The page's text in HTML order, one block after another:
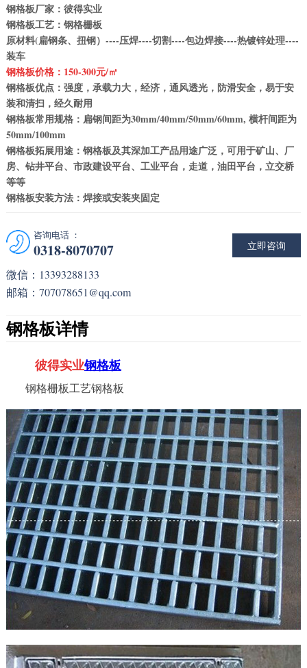
钢格板厂家：彼得实业
钢格板工艺：钢格栅板
原材料(扁钢条、扭钢）----压焊----切割----包边焊接----热镀锌处理----
装车
钢格板价格：150-300元/㎡
钢格板优点：强度，承载力大，经济，通风透光，防滑安全，易于安
装和清扫，经久耐用
钢格板常用规格：扁钢间距为30mm/40mm/50mm/60mm, 横杆间距为
50mm/100mm
钢格板拓展用途：钢格板及其深加工产品用途广泛，可用于矿山、厂
房、钻井平台、市政建设平台、工业平台，走道，油田平台，立交桥
等等
钢格板安装方法：焊接或安装夹固定
立即咨询
咨询电话 ：
0318-8070707
微信：13393288133
邮箱：707078651@qq.com
钢格板详情
彼得实业钢格板
钢格栅板工艺钢格板